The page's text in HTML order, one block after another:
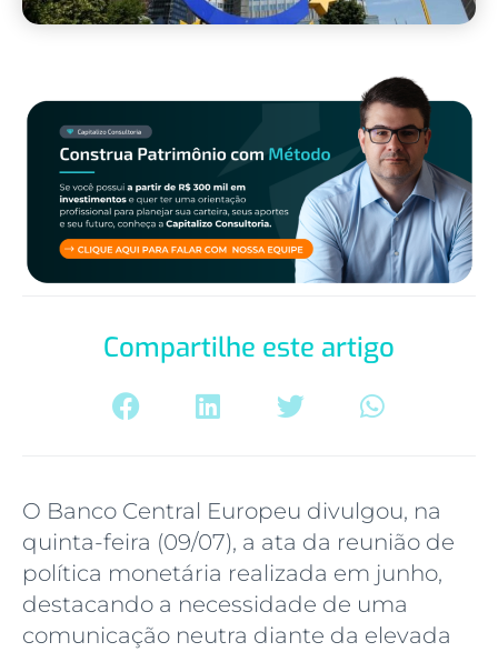
Compartilhe este artigo
O Banco Central Europeu divulgou, na
quinta-feira (09/07), a ata da reunião de
política monetária realizada em junho,
destacando a necessidade de uma
comunicação neutra diante da elevada